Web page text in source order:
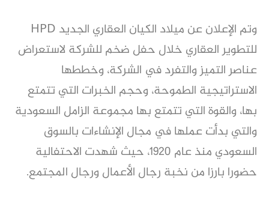
وتم الإعلان عن ميلاد الكيان العقاري الجديد HPD
للتطوير العقاري خلال حفل ضخم للشركة لاستعراض
عناصر التميز والتفرد في الشركة، وخططها
الاستراتيجية الطموحة، وحجم الخبرات التي تتمتع
بها، والقوة التي تتمتع بها مجموعة الزامل السعودية
والتي بدأت عملها في مجال الإنشاءات بالسوق
السعودي منذ عام 1920، حيث شهدت الاحتفالية
حضورا بارزا من نخبة رجال الأعمال ورجال المجتمع.